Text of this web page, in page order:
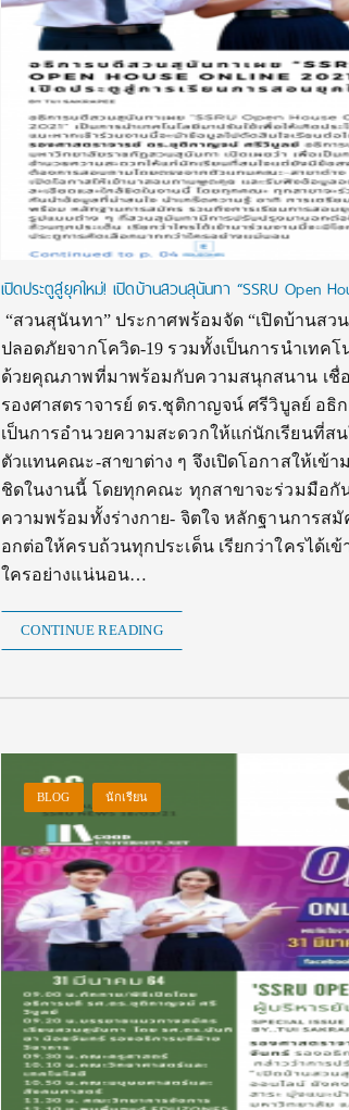
เปิดประตูสู่ยุคใหม่! เปิดบ้านสวนสุนันทา “SSRU Open
“สวนสุนันทา” ประกาศพร้อมจัด “เปิดบ้านสวน
ปลอดภัยจากโควิด-19 รวมทั้งเป็นการนำเทค
ด้วยคุณภาพที่มาพร้อมกับความสนุกสนาน เชื่
รองศาสตราจารย์ ดร.ชุติกาญจน์ ศรีวิบูลย์ อธิ
เป็นการอำนวยความสะดวกให้แก่นักเรียนที่ส
ตัวแทนคณะ-สาขาต่าง ๆ จึงเปิดโอกาสให้เข้
ชิดในงานนี้ โดยทุกคณะ ทุกสาขาจะร่วมมือกั
ความพร้อมทั้งร่างกาย- จิตใจ หลักฐานการส
อกต่อให้ครบถ้วนทุกประเด็น เรียกว่าใครได้
ใครอย่างแน่นอน…
CONTINUE READING
BLOG นักเรียน